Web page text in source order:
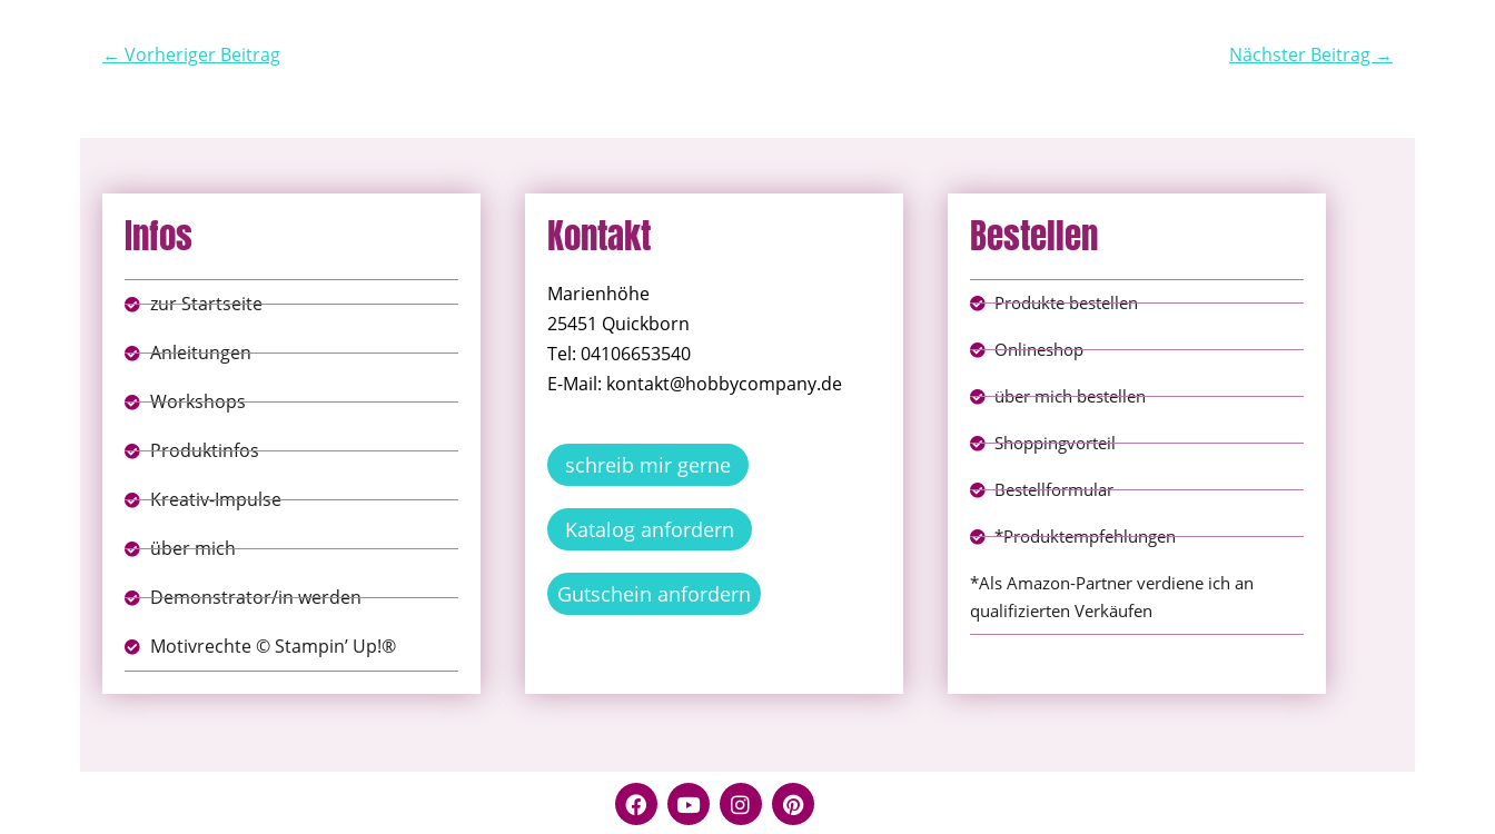
← Vorheriger Beitrag Nächster Beitrag →
Infos
zur Startseite
Anleitungen
Workshops
Produktinfos
Kreativ-Impulse
über mich
Demonstrator/in werden
Motivrechte © Stampin’ Up!®
Kontakt
Marienhöhe
25451 Quickborn
Tel: 04106653540
E-Mail: kontakt@hobbycompany.de
schreib mir gerne
Katalog anfordern
Gutschein anfordern
Bestellen
Produkte bestellen
Onlineshop
über mich bestellen
Shoppingvorteil
Bestellformular
*Produktempfehlungen
*Als Amazon-Partner verdiene ich an
qualifizierten Verkäufen